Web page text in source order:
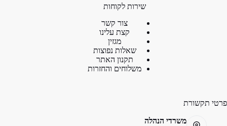
שירות לקוחות
צור קשר
קצת עלינו
מגזין
שאלות נפוצות
תקנון האתר
משלוחים והחזרות
פרטי תקשורת
משרדי הנהלה